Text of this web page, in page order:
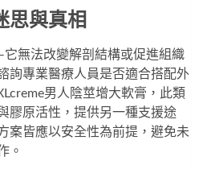
思與真相
無法改變解剖結構或促進組織
詢專業醫療人員是否適合搭配外
男人陰莖增大軟膏 ，此類
膠原活性，提供另一種支援途
案皆應以安全性為前提，避免未
。